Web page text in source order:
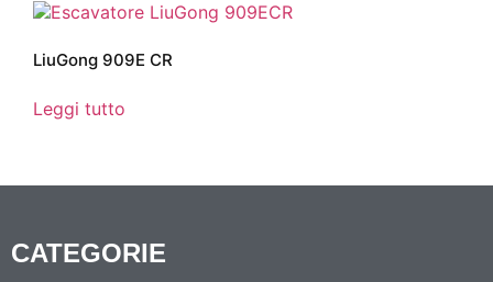
LiuGong 909E CR
Leggi tutto
CATEGORIE